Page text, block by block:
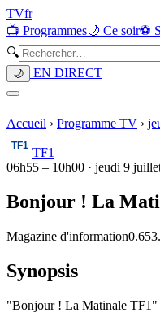
TVfr
📺 Programmes🌙 Ce soir⚽
🔍
🌙 EN DIRECT
Accueil › Programme TV ›
TF1
06h55 – 10h00 · jeudi 9
Bonjour ! La
Magazine d'information0.653.
Synopsis
"Bonjour ! La Matinale TF1"